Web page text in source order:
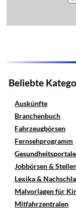
Beliebte
Auskünfte
Branchenbuch
Fahrzeugbörsen
Fernsehprogramm
Gesundheitsportale
Jobbörsen &
Lexika &
Malvorlagen für
Mitfahrzentralen